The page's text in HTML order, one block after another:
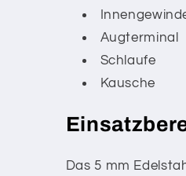
Augterminal
Schlaufe
Kausche
Das 5 mm